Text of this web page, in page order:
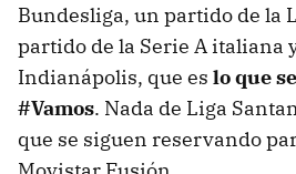
Bundesliga, un partido de la
partido de la Serie A italiana
Indianápolis, que es lo que
#Vamos. Nada de Liga
que se siguen reservando